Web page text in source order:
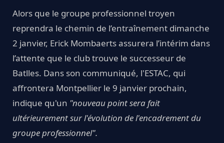
Alors que le groupe professionnel troyen
reprendra le chemin de l’entraînement dimanche
2 janvier, Erick Mombaerts assurera l’intérim dans
l’attente que le club trouve le successeur de
Batlles. Dans son communiqué, l'ESTAC, qui
affrontera Montpellier le 9 janvier prochain,
indique qu'un "nouveau point sera fait
ultérieurement sur l'évolution de l'encadrement du
groupe professionnel".